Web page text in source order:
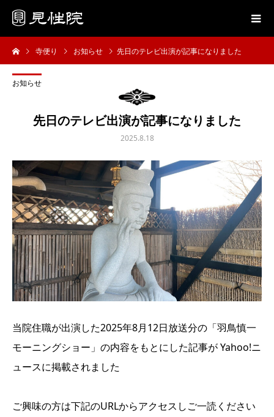
寺便り お知らせ 先日のテレビ出演が記事になりました
お知らせ
先日のテレビ出演が記事になりました
2025.8.18
当院住職が出演した2025年8月12日放送分の「羽鳥慎一
モーニングショー」の内容をもとにした記事が Yahoo!ニ
ュースに掲載されました
ご興味の方は下記のURLからアクセスしご一読ください